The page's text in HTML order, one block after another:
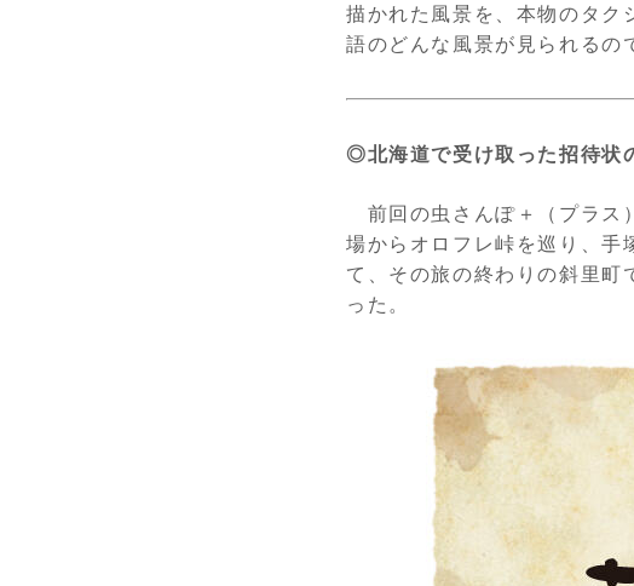
描かれた風景を、本物のタ
語のどんな風景が見られるの
◎北海道で受け取った招待状
前回の虫さんぽ＋（プラス
場からオロフレ峠を巡り、手
て、その旅の終わりの斜里町
った。